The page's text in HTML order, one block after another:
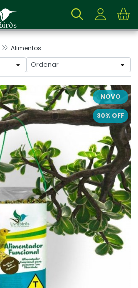
Alimentos
NOVO
30% OFF